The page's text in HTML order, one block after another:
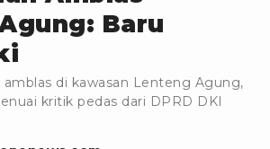
Baru
amblas di kawasan Lenteng Agung,
kritik pedas dari DPRD DKI